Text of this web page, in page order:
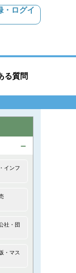
・ログイ
る質問
インフ
社・団
・マス